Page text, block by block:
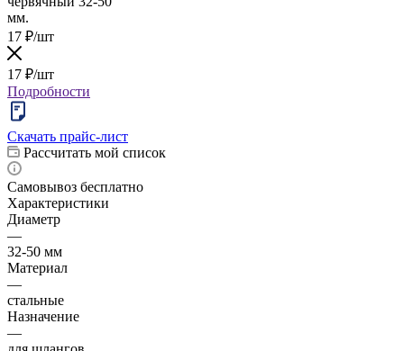
17 ₽/шт
17 ₽/шт
Подробности
Скачать прайс-лист
Рассчитать мой список
Самовывоз бесплатно
Характеристики
Диаметр
—
32-50 мм
Материал
—
стальные
Назначение
—